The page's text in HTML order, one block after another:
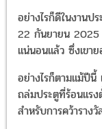
อย่างไรก็ดีในงานป
22 กันยายน 2025
แน่นอนแล้ว ซึ่งเขา
อย่างไรก็ตามแม้ปีนี้
ถล่มประตูที่ร้อนแรง
สำหรับการคว้าราง